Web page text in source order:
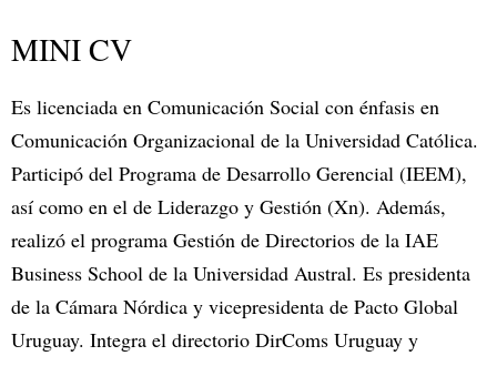
MINI CV
Es licenciada en Comunicación Social con énfasis en
Comunicación Organizacional de la Universidad Católica.
Participó del Programa de Desarrollo Gerencial (IEEM),
así como en el de Liderazgo y Gestión (Xn). Además,
realizó el programa Gestión de Directorios de la IAE
Business School de la Universidad Austral. Es presidenta
de la Cámara Nórdica y vicepresidenta de Pacto Global
Uruguay. Integra el directorio DirComs Uruguay y